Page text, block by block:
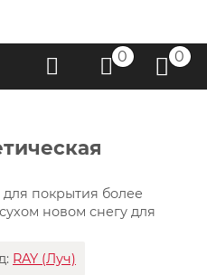
0 0
покрытия более
новом снегу для
RAY (Луч)